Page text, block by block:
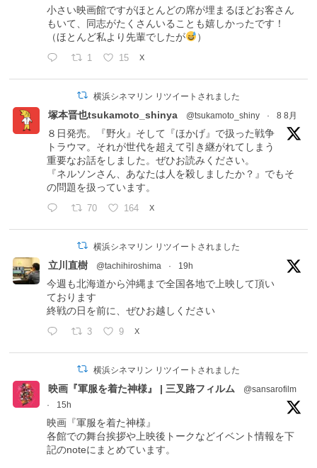
小さい映画館ですがほとんどの席が埋まるほどお客さん
もいて、同志がたくさんいることも嬉しかったです！
（ほとんど私より先輩でしたが
）
1 15 X
横浜シネマリン リツイートされました
塚本晋也tsukamoto_shinya @tsukamoto_shiny · 8 8月
８日発売。『野火』そして『ほかげ』で扱った戦争
トラウマ。それが世代を超えて引き継がれてしまう
重要なお話をしました。ぜひお読みください。
『ネルソンさん、あなたは人を殺しましたか？』でもそ
の問題を扱っています。
70 164 X
横浜シネマリン リツイートされました
立川直樹 @tachihiroshima · 19h
今週も北海道から沖縄まで全国各地で上映して頂い
ております
終戦の日を前に、ぜひお越しください
3 9 X
横浜シネマリン リツイートされました
映画『軍服を着た神様』 | 三叉路フィルム
@sansarofilm
·
15h
映画『軍服を着た神様』
各館での舞台挨拶や上映後トークなどイベント情報を下
記のnoteにまとめています。